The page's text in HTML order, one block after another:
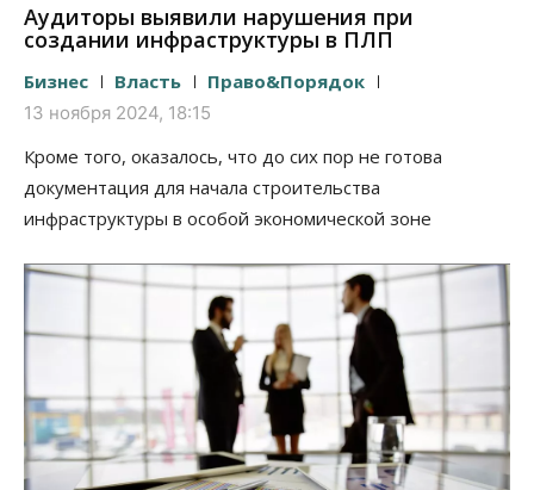
Аудиторы выявили нарушения при
создании инфраструктуры в ПЛП
Бизнес Власть Право&Порядок
13 ноября 2024, 18:15
Кроме того, оказалось, что до сих пор не готова
документация для начала строительства
инфраструктуры в особой экономической зоне